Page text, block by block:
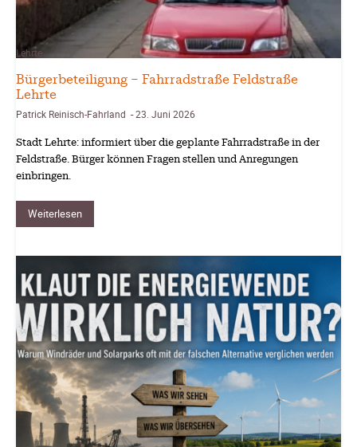
Lehrte
Bürgerbeteiligung – Fahrradstraße Feldstraße
Lehrte
Patrick Reinisch-Fahrland -23. Juni 2026
Stadt Lehrte: informiert über die geplante Fahrradstraße in der
Feldstraße. Bürger können Fragen stellen und Anregungen
einbringen.
Weiterlesen